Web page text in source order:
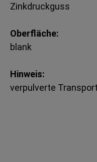
Zinkdruckguss
Oberfläche:
blank
Hinweis:
verpulverte